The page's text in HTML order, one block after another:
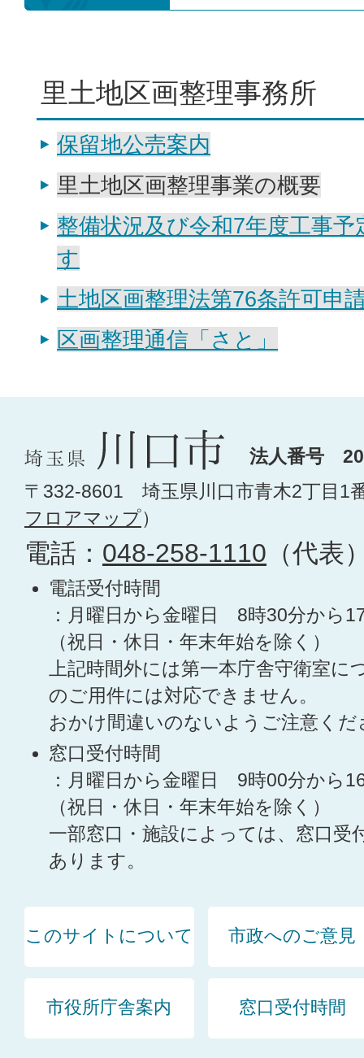
里土地区画整理事務所
保留地公売案内
里土地区画整理事業の概要
整備状況及び令和7年度工事
す
土地区画整理法第76条許可申
区画整理通信「さと」
法人番号
〒332-8601 埼玉県川口市青木2丁目1
フロアマップ）
電話： 048-258-1110 （代表
電話受付時間
：月曜日から金曜日 8時30分から
（祝日・休日・年末年始を除く）
上記時間外には第一本庁舎守衛室に
のご用件には対応できません。
おかけ間違いのないようご注意くだ
窓口受付時間
：月曜日から金曜日 9時00分から
（祝日・休日・年末年始を除く）
一部窓口・施設によっては、窓口受
あります。
このサイトについて 市政へのご意見
市役所庁舎案内 窓口受付時間